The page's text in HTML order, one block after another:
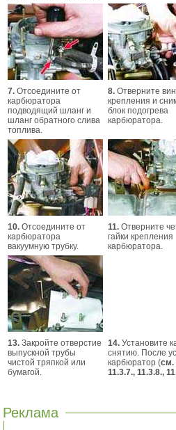
7. Отсоедините от
карбюратора
подводящий шланг и
шланг обратного слива
топлива.
8. Отверните
крепления и
блок подогрева
карбюратора.
10. Отсоедините от
карбюратора
вакуумную трубку.
11. Отверните
гайки крепления
карбюратора.
13. Закройте отверстие
выпускной трубы
чистой тряпкой или
бумагой.
14. Установите
снятию. После
карбюратор (см.
11.3.7., 11.3.8.,
Реклама